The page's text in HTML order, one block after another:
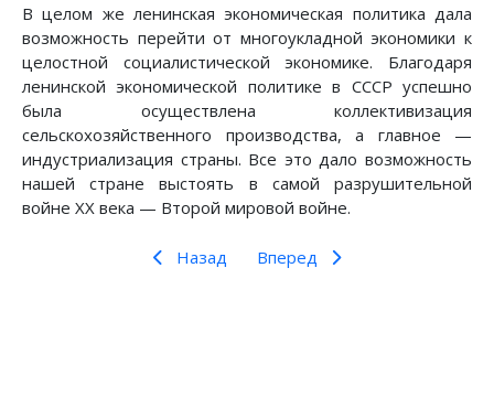
В целом же ленинская экономическая политика дала
возможность перейти от многоукладной экономики к
целостной социалистической экономике. Благодаря
ленинской экономической политике в СССР успешно
была осуществлена коллективизация
сельскохозяйственного производства, а главное —
индустриализация страны. Все это дало возможность
нашей стране выстоять в самой разрушительной
войне XX века — Второй мировой войне.
Назад Вперед